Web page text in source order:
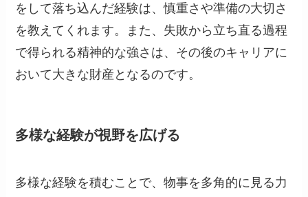
をして落ち込んだ経験は、慎重さや準備の大切さ
を教えてくれます。また、失敗から立ち直る過程
で得られる精神的な強さは、その後のキャリアに
おいて大きな財産となるのです。
多様な経験が視野を広げる
多様な経験を積むことで、物事を多角的に見る力